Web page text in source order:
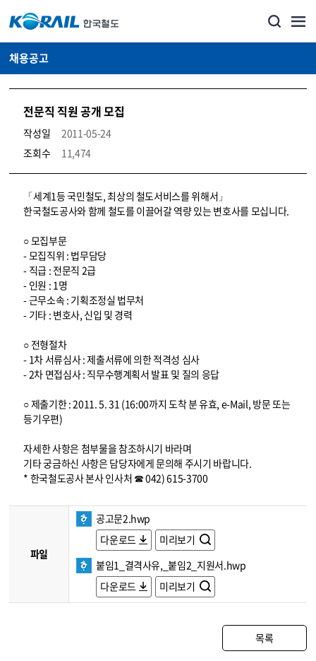
채용공고
전문직 직원 공개 모집
작성일
2011-05-24
조회수
11,474
코레일소개_경영공시_채용공고 상세보기 – 내용, 파일, 담당자 연락처로 구성
「세계1등 국민철도, 최상의 철도서비스를 위해서」
한국철도공사와 함께 철도를 이끌어갈 역량 있는 변호사를 모십니다.
○ 모집부문
- 모집직위 : 법무담당
- 직급 : 전문직 2급
- 인원 : 1명
- 근무소속 : 기획조정실 법무처
- 기타 : 변호사, 신입 및 경력
○ 전형절차
- 1차 서류심사 : 제출서류에 의한 적격성 심사
- 2차 면접심사 : 직무수행계획서 발표 및 질의 응답
○ 제출기한 : 2011. 5. 31 (16:00까지 도착 분 유효, e-Mail, 방문 또는
등기우편)
자세한 사항은 첨부물을 참조하시기 바라며
기타 궁금하신 사항은 담당자에게 문의해 주시기 바랍니다.
* 한국철도공사 본사 인사처 ☎ 042) 615-3700
파일
공고문2.hwp
다운로드
미리보기
붙임1_결격사유,_붙임2_지원서.hwp
다운로드
미리보기
목록